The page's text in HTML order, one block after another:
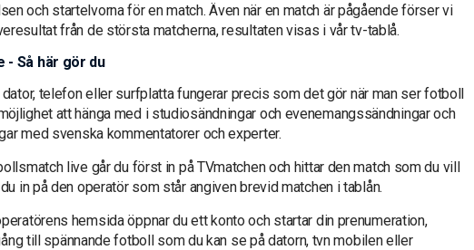
och startelvorna för en match. Även när en match är pågående förser vi
från de största matcherna, resultaten visas i vår tv-tablå.
- Så här gör du
telefon eller surfplatta fungerar precis som det gör när man ser fotboll
att hänga med i studiosändningar och evenemangssändningar och
med svenska kommentatorer och experter.
live går du först in på TVmatchen och hittar den match som du vill
in på den operatör som står angiven brevid matchen i tablån.
hemsida öppnar du ett konto och startar din prenumeration,
till spännande fotboll som du kan se på datorn, tvn mobilen eller